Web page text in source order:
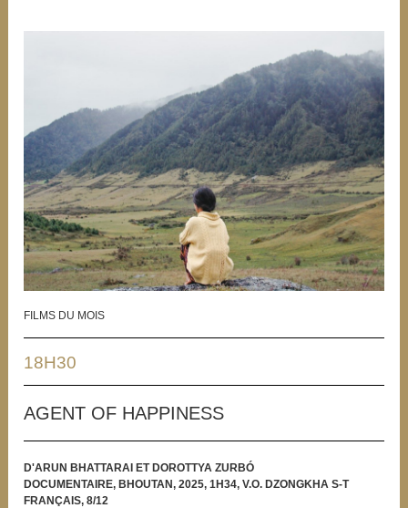
FILMS DU MOIS
18H30
AGENT OF HAPPINESS
D'ARUN BHATTARAI ET DOROTTYA ZURBÓ
DOCUMENTAIRE, BHOUTAN, 2025, 1H34, V.O. DZONGKHA S-T
FRANÇAIS, 8/12